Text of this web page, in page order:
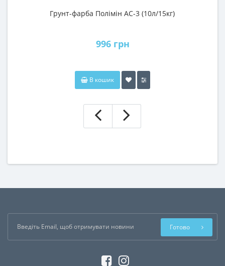
Грунт-фарба Полімін АС-3 (10л/15кг)
996 грн
В кошик
Готово